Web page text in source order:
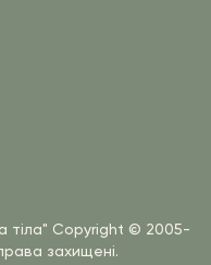
тіла" Copyright © 2005-
захищені.